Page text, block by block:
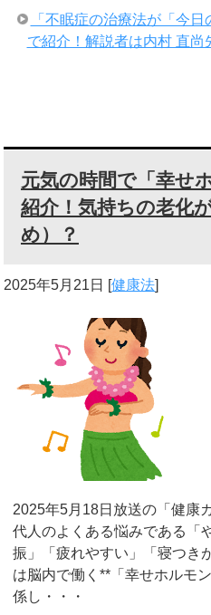
「不眠症の治療法が「今日
で紹介！解説者は内村 直
元気の時間で「幸せ
紹介！気持ちの老化
め）？
2025年5月21日 [健康法]
2025年5月18日放送の「健康
代人のよくある悩みである「
振」「疲れやすい」「寝つき
は脳内で働く**「幸せホルモ
係し・・・